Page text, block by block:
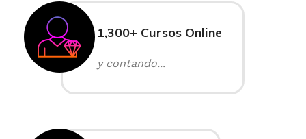
1,300+ Cursos Online
y contando...